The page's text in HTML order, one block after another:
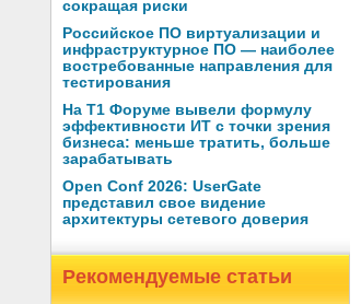
сокращая риски
Российское ПО виртуализации и
инфраструктурное ПО — наиболее
востребованные направления для
тестирования
На Т1 Форуме вывели формулу
эффективности ИТ с точки зрения
бизнеса: меньше тратить, больше
зарабатывать
Open Conf 2026: UserGate
представил свое видение
архитектуры сетевого доверия
Рекомендуемые статьи